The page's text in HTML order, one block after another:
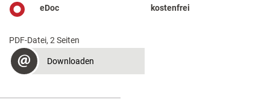
eDoc kostenfrei
PDF-Datei, 2 Seiten
Downloaden